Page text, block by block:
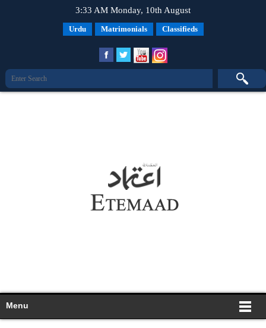
3:33 AM Monday, 10th August
Urdu Matrimonials Classifieds
Menu